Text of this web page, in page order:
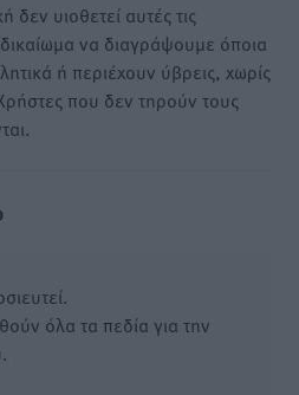
υιοθετεί αυτές τις
να διαγράψουμε όποια
ή περιέχουν ύβρεις, χωρίς
που δεν τηρούν τους
όλα τα πεδία για την